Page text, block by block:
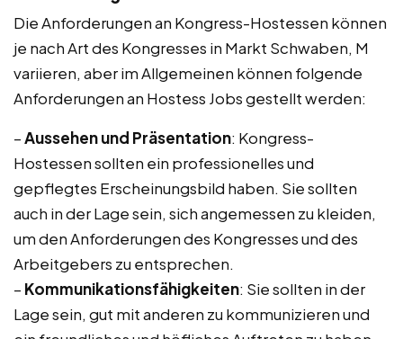
Die Anforderungen an Kongress-Hostessen können
je nach Art des Kongresses in Markt Schwaben, M
variieren, aber im Allgemeinen können folgende
Anforderungen an Hostess Jobs gestellt werden:
–Aussehen und Präsentation: Kongress-
Hostessen sollten ein professionelles und
gepflegtes Erscheinungsbild haben. Sie sollten
auch in der Lage sein, sich angemessen zu kleiden,
um den Anforderungen des Kongresses und des
Arbeitgebers zu entsprechen.
– Kommunikationsfähigkeiten: Sie sollten in der
Lage sein, gut mit anderen zu kommunizieren und